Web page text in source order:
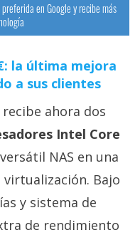
en Google y recibe más
la última mejora
a sus clientes
recibe ahora dos
Intel Core
NAS en una
Bajo
y sistema de
de rendimiento